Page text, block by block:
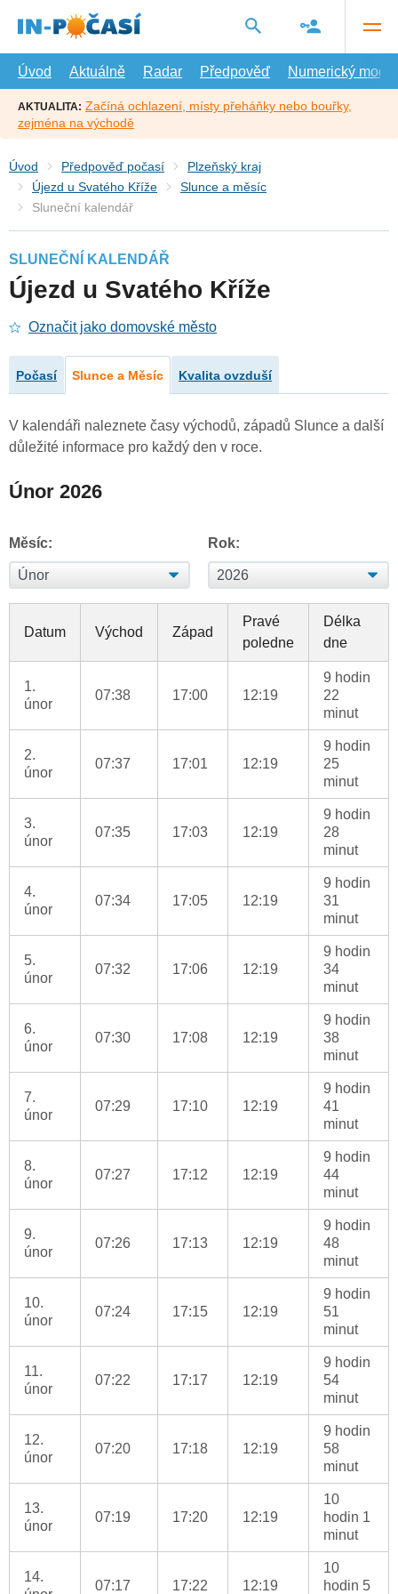
hlavní
Úvod
Aktuálně Radar Předpověď Numerický model
AKTUALITA: Začíná ochlazení, místy přeháňky nebo bouřky,
zejména na východě
Úvod Předpověď počasí
Plzeňský kraj
Újezd u Svatého Kříže
Slunce a měsíc
Sluneční kalendář
SLUNEČNÍ KALENDÁŘ
Újezd u Svatého Kříže
Označit jako domovské město
Počasí Slunce a Měsíc Kvalita ovzduší
V kalendáři naleznete časy východů, západů Slunce a další
důležité informace pro každý den v roce.
Únor 2026
Měsíc: Rok:
Datum Východ Západ
Pravé
poledne
Délka
dne
1.
únor
07:38 17:00 12:19
9 hodin
22
minut
2.
únor
07:37 17:01 12:19
9 hodin
25
minut
3.
únor
07:35 17:03 12:19
9 hodin
28
minut
4.
únor
07:34 17:05 12:19
9 hodin
31
minut
5.
únor
07:32 17:06 12:19
9 hodin
34
minut
6.
únor
07:30 17:08 12:19
9 hodin
38
minut
7.
únor
07:29 17:10 12:19
9 hodin
41
minut
8.
únor
07:27 17:12 12:19
9 hodin
44
minut
9.
únor
07:26 17:13 12:19
9 hodin
48
minut
10.
únor
07:24 17:15 12:19
9 hodin
51
minut
11.
únor
07:22 17:17 12:19
9 hodin
54
minut
12.
únor
07:20 17:18 12:19
9 hodin
58
minut
13.
únor
07:19 17:20 12:19
10
hodin 1
minut
14.
07:17 17:22 12:19
10
hodin 5